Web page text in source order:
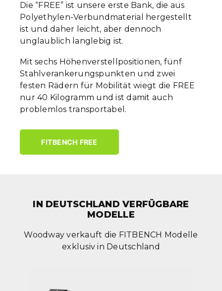
Die “FREE” ist unsere erste Bank, die aus
Polyethylen-Verbundmaterial hergestellt
ist und daher leicht, aber dennoch
unglaublich langlebig ist.
Mit sechs Höhenverstellpositionen, fünf
Stahlverankerungspunkten und zwei
festen Rädern für Mobilität wiegt die FREE
nur 40 Kilogramm und ist damit auch
problemlos transportabel.
FITBENCH FREE
IN DEUTSCHLAND VERFÜGBARE
MODELLE
Woodway verkauft die FITBENCH Modelle
exklusiv in Deutschland